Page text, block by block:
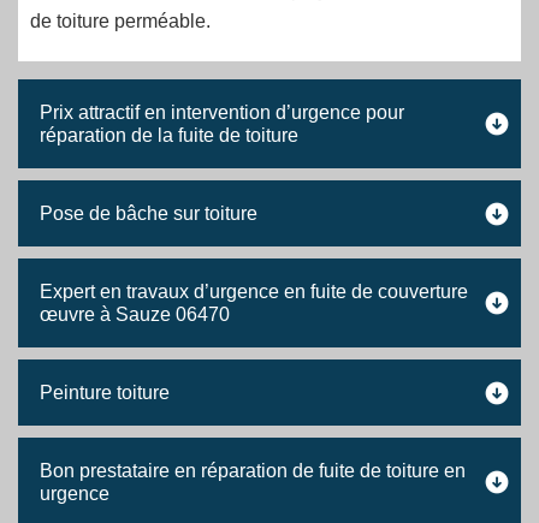
de toiture perméable.
Prix attractif en intervention d’urgence pour
réparation de la fuite de toiture
Pose de bâche sur toiture
Expert en travaux d’urgence en fuite de couverture
œuvre à Sauze 06470
Peinture toiture
Bon prestataire en réparation de fuite de toiture en
urgence